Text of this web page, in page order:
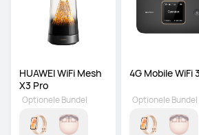
HUAWEI WiFi Mesh
X3 Pro
Optionele Bundel
4G Mobile WiFi 3
Optionele Bundel